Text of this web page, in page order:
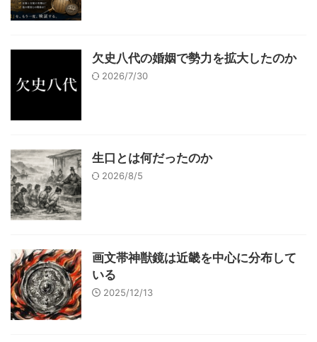
欠史八代の婚姻で勢力を拡大したのか
2026/7/30
生口とは何だったのか
2026/8/5
画文帯神獣鏡は近畿を中心に分布して
いる
2025/12/13